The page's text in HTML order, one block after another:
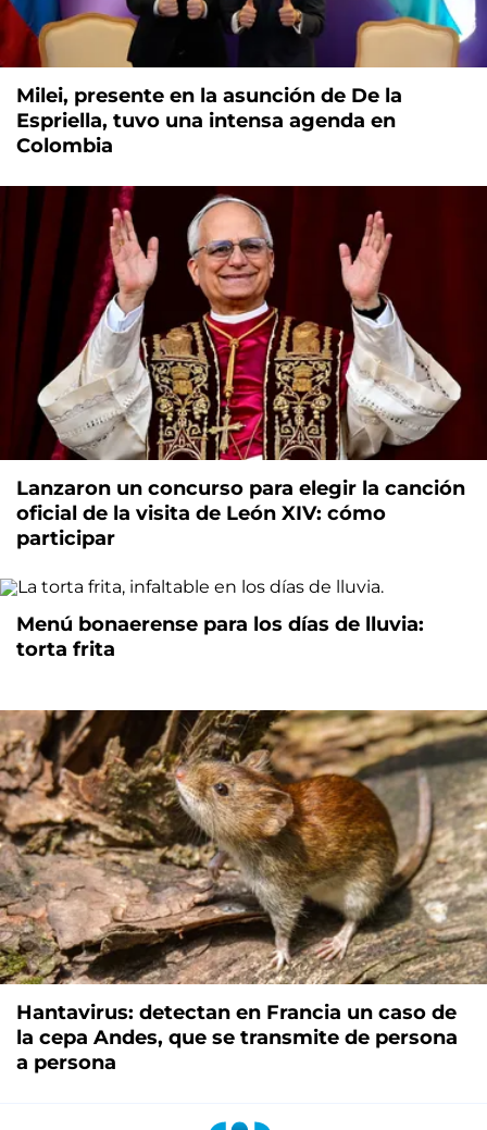
Milei, presente en la asunción de De la
Espriella, tuvo una intensa agenda en
Colombia
Lanzaron un concurso para elegir la canción
oficial de la visita de León XIV: cómo
participar
Menú bonaerense para los días de lluvia:
torta frita
Hantavirus: detectan en Francia un caso de
la cepa Andes, que se transmite de persona
a persona